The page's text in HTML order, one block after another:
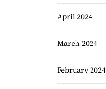
April 2024
March 2024
February 2024